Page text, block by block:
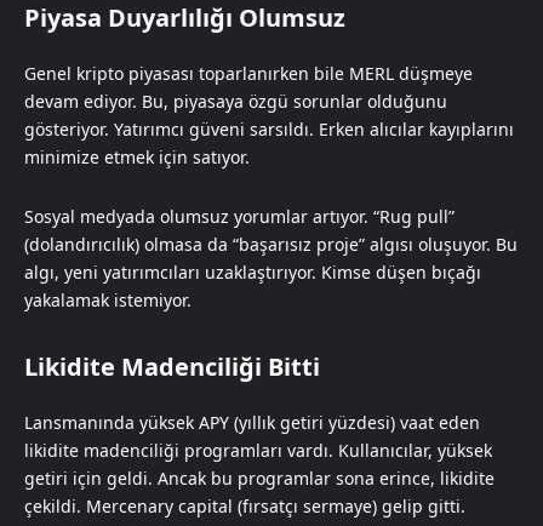
Piyasa Duyarlılığı Olumsuz
Genel kripto piyasası toparlanırken bile MERL düşmeye
devam ediyor. Bu, piyasaya özgü sorunlar olduğunu
gösteriyor. Yatırımcı güveni sarsıldı. Erken alıcılar kayıplarını
minimize etmek için satıyor.
Sosyal medyada olumsuz yorumlar artıyor. “Rug pull”
(dolandırıcılık) olmasa da “başarısız proje” algısı oluşuyor. Bu
algı, yeni yatırımcıları uzaklaştırıyor. Kimse düşen bıçağı
yakalamak istemiyor.
Likidite Madenciliği Bitti
Lansmanında yüksek APY (yıllık getiri yüzdesi) vaat eden
likidite madenciliği programları vardı. Kullanıcılar, yüksek
getiri için geldi. Ancak bu programlar sona erince, likidite
çekildi. Mercenary capital (fırsatçı sermaye) gelip gitti.